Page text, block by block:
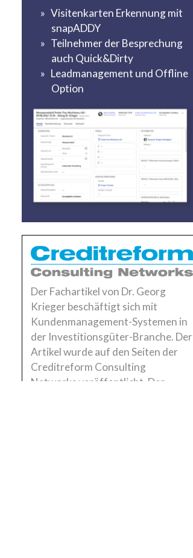
Visitenkarten Erkennung mit
snapADDY
Teilnehmer der Besprechung
auch Quick&Dirty
Leadmanagement und Offline
Option
Der Fachartikel von Dr. Georg
Krieger beschäftigt sich mit
Kundenmanagement-Systemen in
der Investitionsgüter-Branche. Der
Artikel wurde auf den Seiten der
Creditreform Consulting
Networks veröffentlicht. Der